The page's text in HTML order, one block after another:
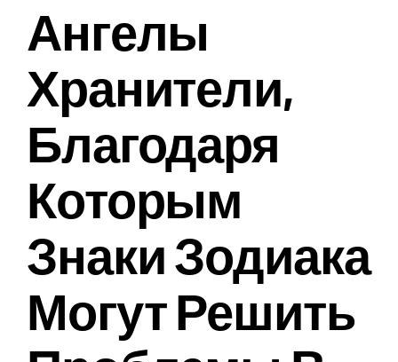
Ангелы
Хранители,
Благодаря
Которым
Знаки Зодиака
Могут Решить